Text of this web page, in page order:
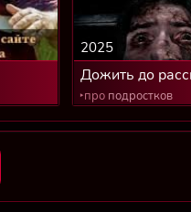
Дожить до
2025
‣про подростков